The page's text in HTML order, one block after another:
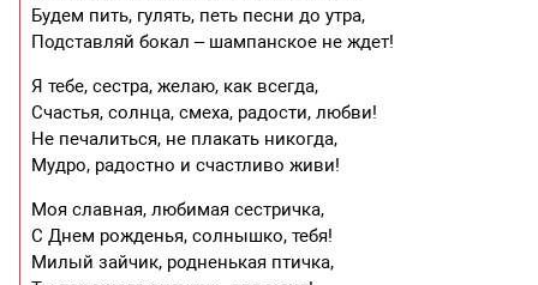
Будем пить, гулять, петь песни до утра,
Подставляй бокал – шампанское не ждет!
Я тебе, сестра, желаю, как всегда,
Счастья, солнца, смеха, радости, любви!
Не печалиться, не плакать никогда,
Мудро, радостно и счастливо живи!
Моя славная, любимая сестричка,
С Днем рожденья, солнышко, тебя!
Милый зайчик, родненькая птичка,